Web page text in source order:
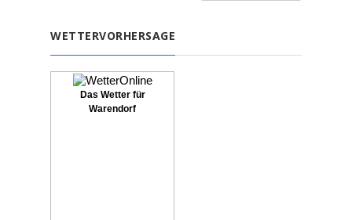
WETTERVORHERSAGE
Das Wetter für
Warendorf